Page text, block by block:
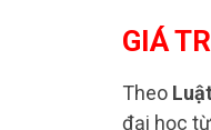
GIÁ
Theo
đại học